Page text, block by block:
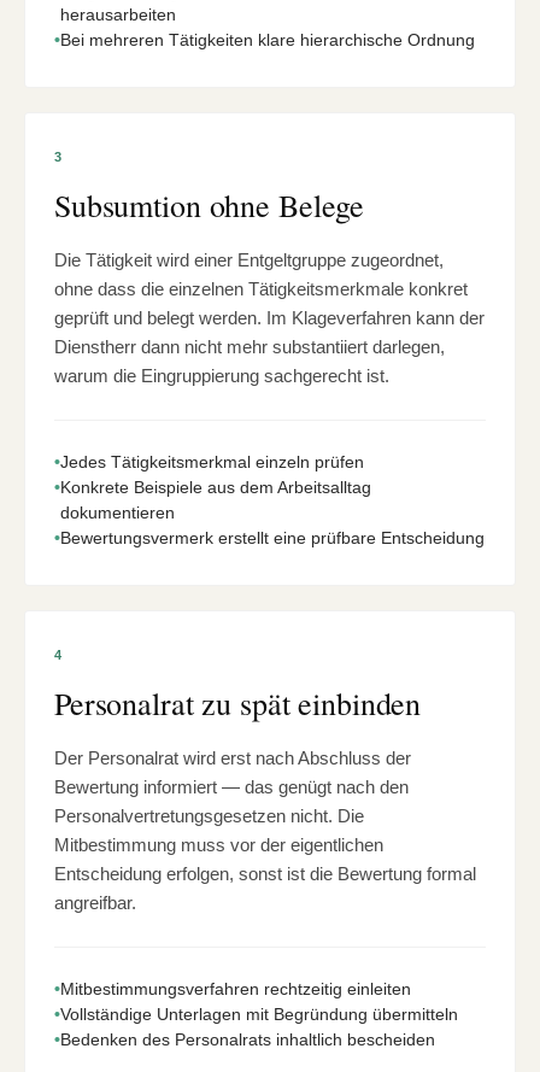
herausarbeiten
•Bei mehreren Tätigkeiten klare hierarchische Ordnung
3
Subsumtion ohne Belege
Die Tätigkeit wird einer Entgeltgruppe zugeordnet,
ohne dass die einzelnen Tätigkeitsmerkmale konkret
geprüft und belegt werden. Im Klageverfahren kann der
Dienstherr dann nicht mehr substantiiert darlegen,
warum die Eingruppierung sachgerecht ist.
•Jedes Tätigkeitsmerkmal einzeln prüfen
•Konkrete Beispiele aus dem Arbeitsalltag
dokumentieren
•Bewertungsvermerk erstellt eine prüfbare Entscheidung
4
Personalrat zu spät einbinden
Der Personalrat wird erst nach Abschluss der
Bewertung informiert — das genügt nach den
Personalvertretungsgesetzen nicht. Die
Mitbestimmung muss vor der eigentlichen
Entscheidung erfolgen, sonst ist die Bewertung formal
angreifbar.
•Mitbestimmungsverfahren rechtzeitig einleiten
•Vollständige Unterlagen mit Begründung übermitteln
•Bedenken des Personalrats inhaltlich bescheiden